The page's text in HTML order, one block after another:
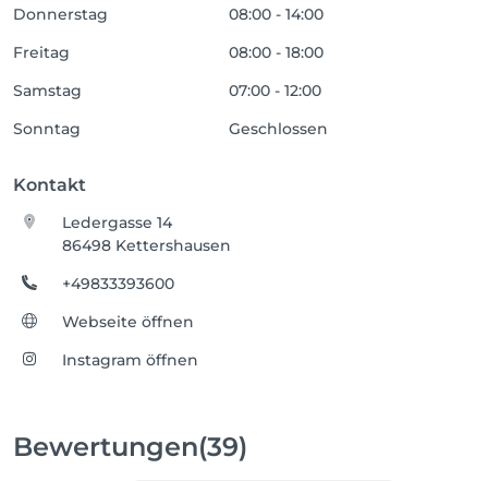
Donnerstag
08:00 - 14:00
Freitag
08:00 - 18:00
Samstag
07:00 - 12:00
Sonntag
Geschlossen
Kontakt
Ledergasse 14
86498 Kettershausen
+49833393600
Webseite öffnen
Instagram öffnen
Bewertungen(39)